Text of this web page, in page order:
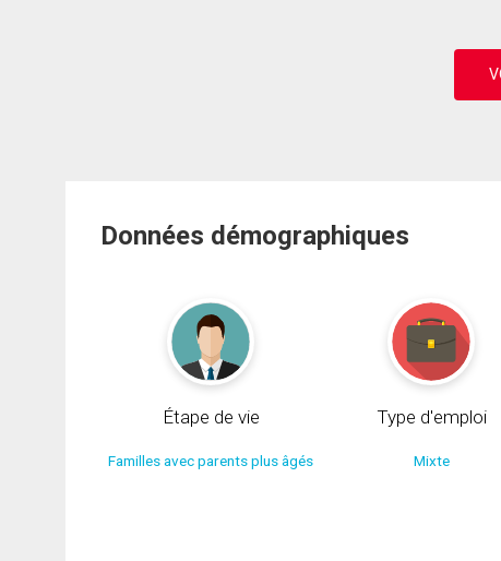
Données démographiques
Étape de vie
Familles avec parents plus âgés
Type d'emploi
Mixte